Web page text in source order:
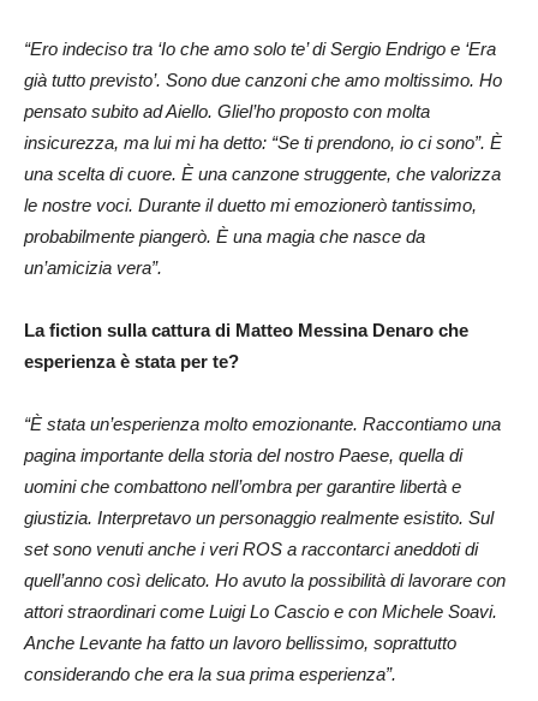
“Ero indeciso tra ‘Io che amo solo te’ di Sergio Endrigo e ‘Era
già tutto previsto’. Sono due canzoni che amo moltissimo. Ho
pensato subito ad Aiello. Gliel’ho proposto con molta
insicurezza, ma lui mi ha detto: “Se ti prendono, io ci sono”. È
una scelta di cuore. È una canzone struggente, che valorizza
le nostre voci. Durante il duetto mi emozionerò tantissimo,
probabilmente piangerò. È una magia che nasce da
un’amicizia vera”.
La fiction sulla cattura di Matteo Messina Denaro che
esperienza è stata per te?
“È stata un’esperienza molto emozionante. Raccontiamo una
pagina importante della storia del nostro Paese, quella di
uomini che combattono nell’ombra per garantire libertà e
giustizia. Interpretavo un personaggio realmente esistito. Sul
set sono venuti anche i veri ROS a raccontarci aneddoti di
quell’anno così delicato. Ho avuto la possibilità di lavorare con
attori straordinari come Luigi Lo Cascio e con Michele Soavi.
Anche Levante ha fatto un lavoro bellissimo, soprattutto
considerando che era la sua prima esperienza”.